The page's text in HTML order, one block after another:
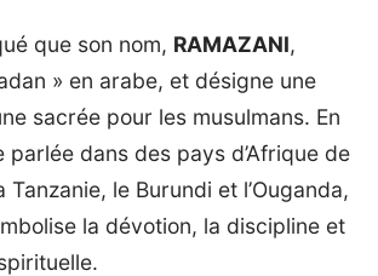
que son nom, RAMAZANI,
» en arabe, et désigne une
sacrée pour les musulmans. En
parlée dans des pays d’Afrique de
Tanzanie, le Burundi et l’Ouganda,
la dévotion, la discipline et